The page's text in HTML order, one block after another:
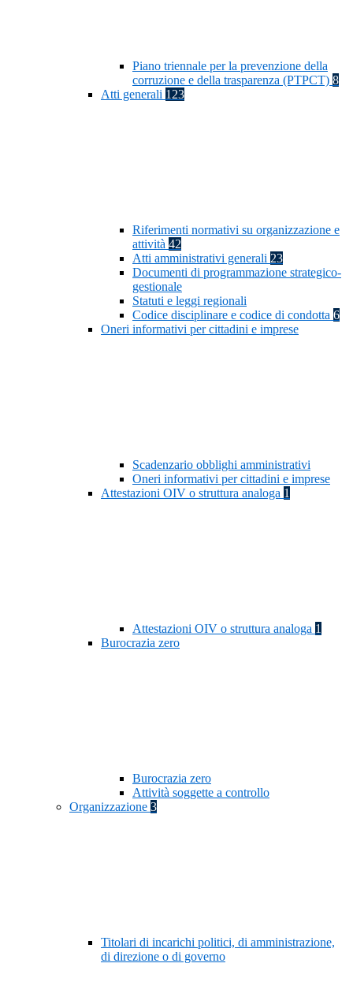
Piano triennale per la prevenzione della
corruzione e della trasparenza (PTPCT) 8
Atti generali 123
Riferimenti normativi su organizzazione e
attività 42
Atti amministrativi generali 23
Documenti di programmazione strategico-
gestionale
Statuti e leggi regionali
Codice disciplinare e codice di condotta 6
Oneri informativi per cittadini e imprese
Scadenzario obblighi amministrativi
Oneri informativi per cittadini e imprese
Attestazioni OIV o struttura analoga 1
Attestazioni OIV o struttura analoga 1
Burocrazia zero
Burocrazia zero
Attività soggette a controllo
Organizzazione 3
Titolari di incarichi politici, di amministrazione,
di direzione o di governo